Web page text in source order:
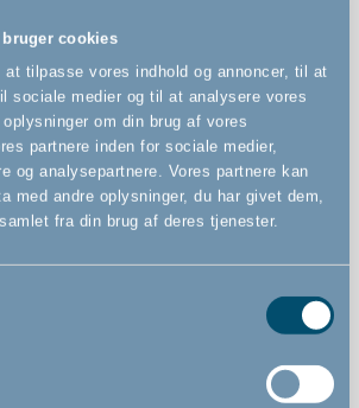
bruger cookies
tilpasse vores indhold og annoncer, til at
sociale medier og til at analysere vores
om din brug af vores
partnere inden for sociale medier,
og analysepartnere. Vores partnere kan
med andre oplysninger, du har givet dem,
fra din brug af deres tjenester.